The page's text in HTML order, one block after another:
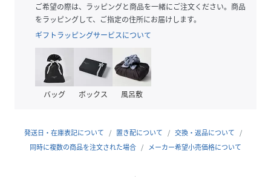
性別タイプ レディース
-
品番
RR2271_WALRSLG02320107
ご希望の際は、ラッピングと商品を一緒にご注文ください。商品
をラッピングして、ご指定の住所にお届けします。
ギフトラッピングサービスについて
バッグ ボックス 風呂敷
発送日・在庫表記について 置き配について
交換・返品について
同時に複数の商品を注文された場合
メーカー希望小売価格について